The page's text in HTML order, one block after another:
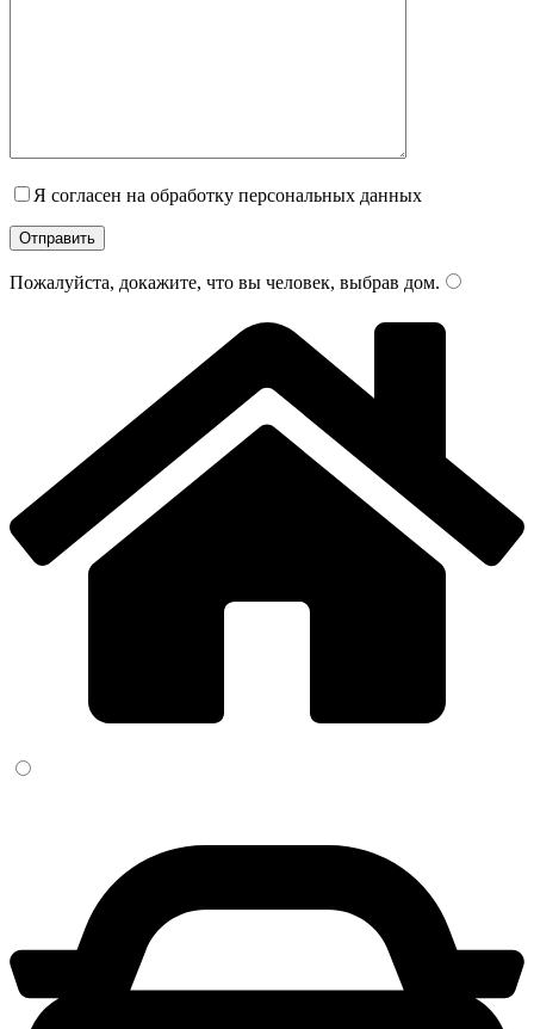
Я согласен на обработку персональных данных
Пожалуйста, докажите, что вы человек, выбрав дом.